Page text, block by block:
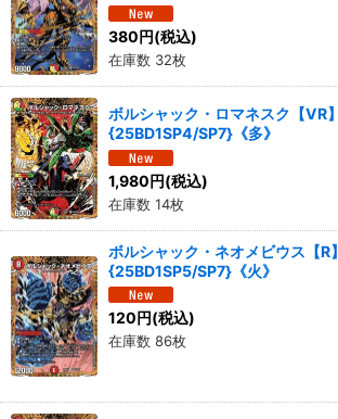
380円(税込)
在庫数 32枚
ボルシャック・ロマネスク【VR】
{25BD1SP4/SP7}《多》
1,980円(税込)
在庫数 14枚
ボルシャック・ネオメビウス【R】
{25BD1SP5/SP7}《火》
120円(税込)
在庫数 86枚